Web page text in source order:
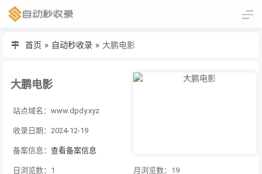
首页 » 自动秒收录 » 大鹏电影
大鹏电影
站点域名：www.dpdy.xyz
收录日期：2024-12-19
备案信息： 查看备案信息
日浏览数：1 月浏览数：19